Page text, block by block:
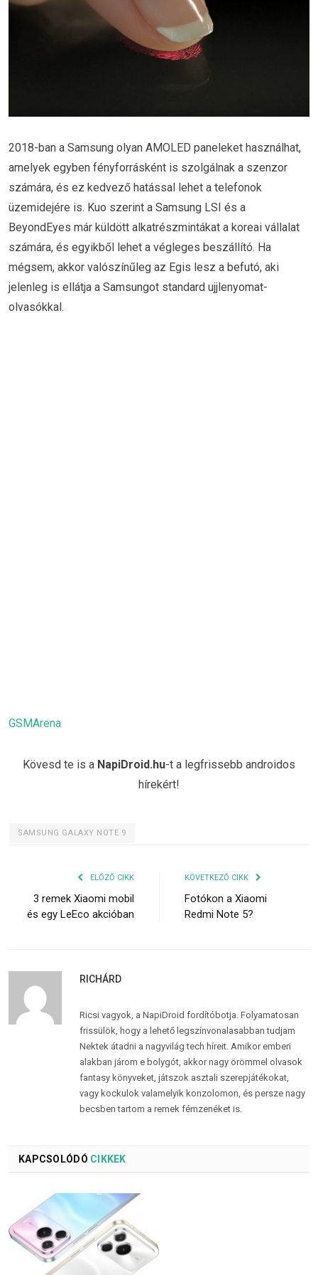
2018-ban a Samsung olyan AMOLED paneleket használhat,
amelyek egyben fényforrásként is szolgálnak a szenzor
számára, és ez kedvező hatással lehet a telefonok
üzemidejére is. Kuo szerint a Samsung LSI és a
BeyondEyes már küldött alkatrészmintákat a koreai vállalat
számára, és egyikből lehet a végleges beszállító. Ha
mégsem, akkor valószínűleg az Egis lesz a befutó, aki
jelenleg is ellátja a Samsungot standard ujjlenyomat-
olvasókkal.
GSMArena
Kövesd te is a NapiDroid.hu-t a legfrissebb androidos
hírekért!
SAMSUNG GALAXY NOTE 9
ELŐZŐ CIKK
3 remek Xiaomi mobil
és egy LeEco akcióban
KÖVETKEZŐ CIKK
Fotókon a Xiaomi
Redmi Note 5?
RICHÁRD
Ricsi vagyok, a NapiDroid fordítóbotja. Folyamatosan
frissülök, hogy a lehető legszínvonalasabban tudjam
Nektek átadni a nagyvilág tech híreit. Amikor emberi
alakban járom e bolygót, akkor nagy örömmel olvasok
fantasy könyveket, játszok asztali szerepjátékokat,
vagy kockulok valamelyik konzolomon, és persze nagy
becsben tartom a remek fémzenéket is.
KAPCSOLÓDÓ CIKKEK